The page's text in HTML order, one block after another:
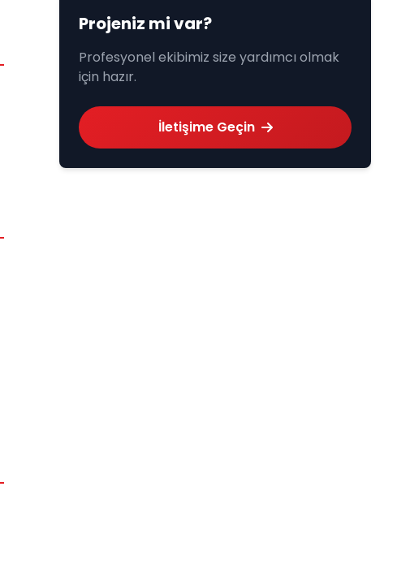
Projeniz mi var?
Profesyonel ekibimiz size yardımcı olmak
için hazır.
İletişime Geçin